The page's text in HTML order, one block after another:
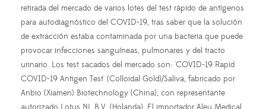
retirada del mercado de varios lotes del test rápido de antígenos
para autodiagnóstico del COVID-19, tras saber que la solución
de extracción estaba contaminada por una bacteria que puede
provocar infecciones sanguíneas, pulmonares y del tracto
urinario. Los test sacados del mercado son: 'COVID-19 Rapid
COVID-19 Antigen Test' (Colloidal Gold)/Saliva, fabricado por
Anbio (Xiamen) Biotechnology (China), con representante